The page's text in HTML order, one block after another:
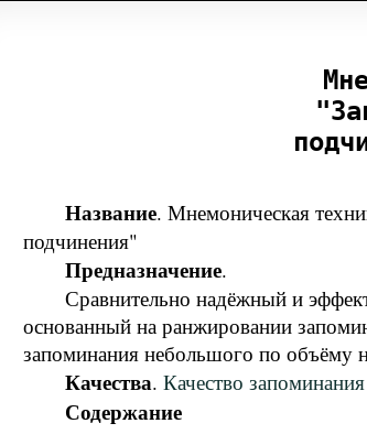
Название. Мнемоническая
подчинения"
Предназначение.
Сравнительно надёжный и
основанный на ранжировании
запоминания небольшого по объёму
Качества. Качество запоминания
Содержание